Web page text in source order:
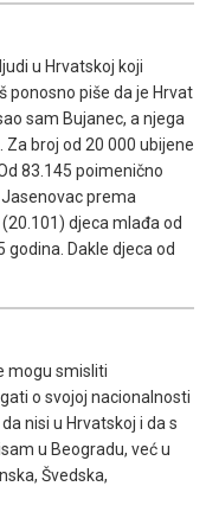
u Hrvatskoj koji
ponosno piše da je Hrvat
sam Bujanec, a njega
broj od 20 000 ubijene
83.145 poimenično
prema
djeca mlađa od
godina. Dakle djeca od
mogu smisliti
o svojoj nacionalnosti
nisi u Hrvatskoj i da s
u Beogradu, već u
Švedska,